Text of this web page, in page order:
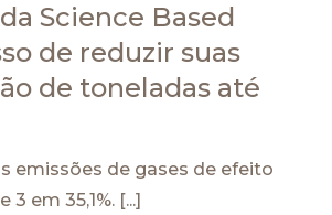
Science Based
de reduzir suas
de toneladas até
emissões de gases de efeito
em 35,1%. [...]